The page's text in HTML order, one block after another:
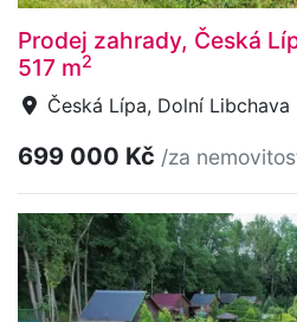
Prodej zahrady, Česká
517 m2
Česká Lípa, Dolní Libchava
699 000 Kč /za